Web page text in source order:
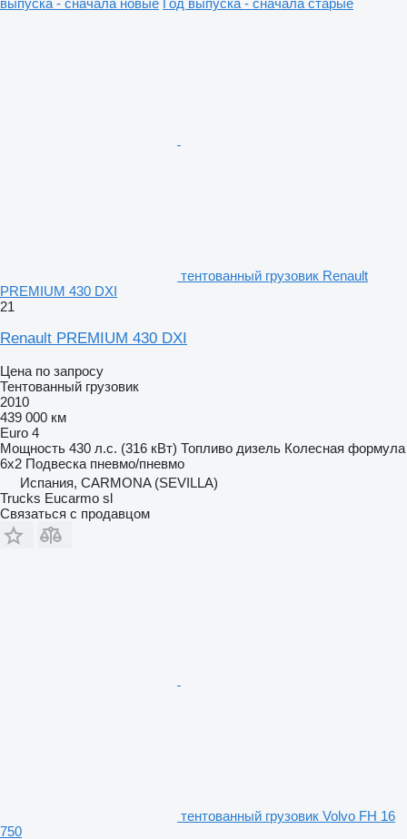
выпуска - сначала новые Год выпуска - сначала старые
тентованный грузовик Renault
PREMIUM 430 DXI
21
Renault PREMIUM 430 DXI
Цена по запросу
Тентованный грузовик
2010
439 000 км
Euro 4
Мощность 430 л.с. (316 кВт) Топливо дизель Колесная формула
6x2 Подвеска пневмо/пневмо
Испания, CARMONA (SEVILLA)
Trucks Eucarmo sl
Связаться с продавцом
тентованный грузовик Volvo FH 16
750